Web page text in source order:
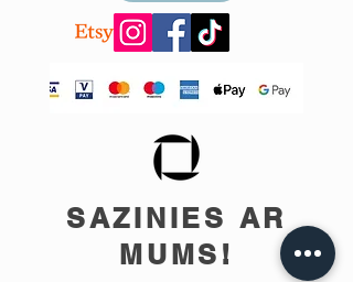
SAZINIES AR
MUMS!